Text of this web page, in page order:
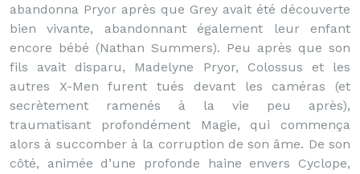
abandonna Pryor après que Grey avait été découverte
bien vivante, abandonnant également leur enfant
encore bébé (Nathan Summers). Peu après que son
fils avait disparu, Madelyne Pryor, Colossus et les
autres X-Men furent tués devant les caméras (et
secrètement ramenés à la vie peu après),
traumatisant profondément Magie, qui commença
alors à succomber à la corruption de son âme. De son
côté, animée d’une profonde haine envers Cyclope,